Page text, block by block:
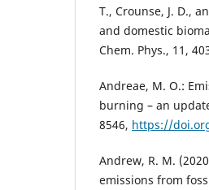
T., Crounse, J. D.,
and domestic
Chem. Phys., 11,
Andreae, M. O.:
burning – an
8546, https://
Andrew, R. M.
emissions from